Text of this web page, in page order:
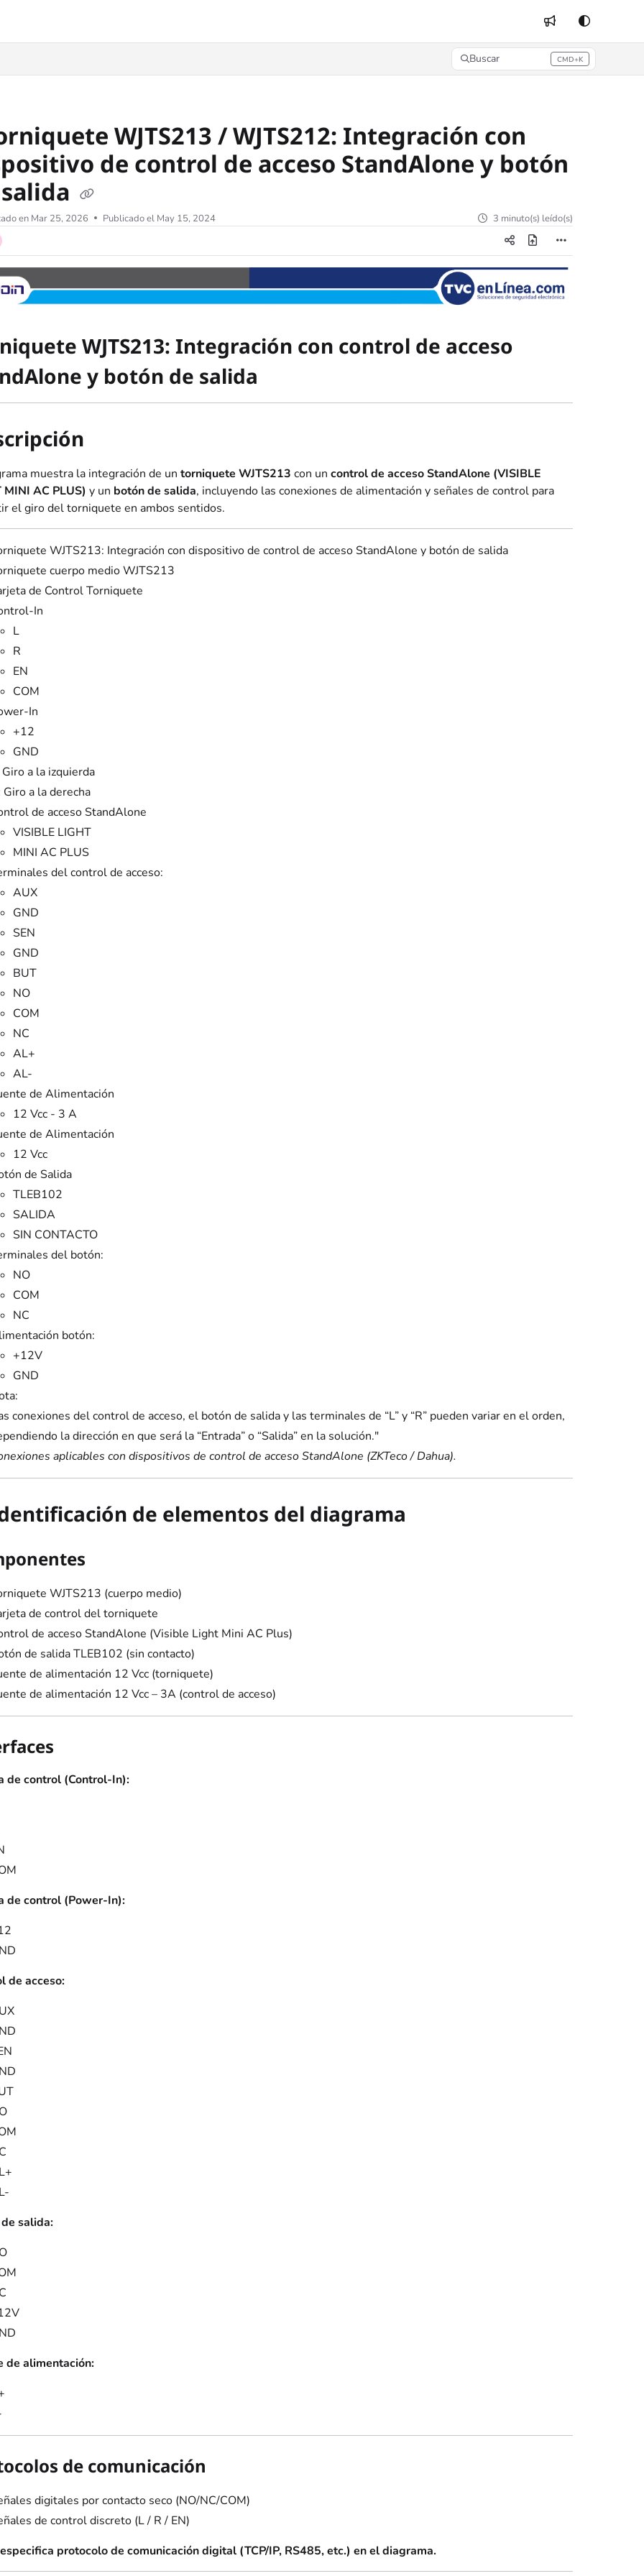
Buscar CMD+K
Press CMD+K to open search
WJTS213 / WJTS212: Integración con
de control de acceso StandAlone y botón
en Mar 25, 2026 Publicado el May 15, 2024 3 minuto(s) leído(s)
WJTS213: Integración con control de acceso
y botón de salida
muestra la integración de un torniquete WJTS213 con un control de acceso StandAlone (VISIBLE
MINI AC PLUS) y un botón de salida, incluyendo las conexiones de alimentación y señales de control para
el giro del torniquete en ambos sentidos.
WJTS213: Integración con dispositivo de control de acceso StandAlone y botón de salida
cuerpo medio WJTS213
de Control Torniquete
In
L
R
EN
COM
In
+12
GND
Giro a la izquierda
Giro a la derecha
de acceso StandAlone
VISIBLE LIGHT
MINI AC PLUS
del control de acceso:
AUX
GND
SEN
GND
BUT
NO
COM
NC
AL+
AL-
de Alimentación
12 Vcc - 3 A
de Alimentación
12 Vcc
de Salida
TLEB102
SALIDA
SIN CONTACTO
del botón:
NO
COM
NC
botón:
+12V
GND
conexiones del control de acceso, el botón de salida y las terminales de “L” y “R” pueden variar en el orden,
la dirección en que será la “Entrada” o “Salida” en la solución."
aplicables con dispositivos de control de acceso StandAlone (ZKTeco / Dahua).
de elementos del diagrama
WJTS213 (cuerpo medio)
de control del torniquete
de acceso StandAlone (Visible Light Mini AC Plus)
de salida TLEB102 (sin contacto)
de alimentación 12 Vcc (torniquete)
de alimentación 12 Vcc – 3A (control de acceso)
de control (Control-In):
de control (Power-In):
de acceso:
salida:
de alimentación:
de comunicación
digitales por contacto seco (NO/NC/COM)
de control discreto (L / R / EN)
protocolo de comunicación digital (TCP/IP, RS485, etc.) en el diagrama.